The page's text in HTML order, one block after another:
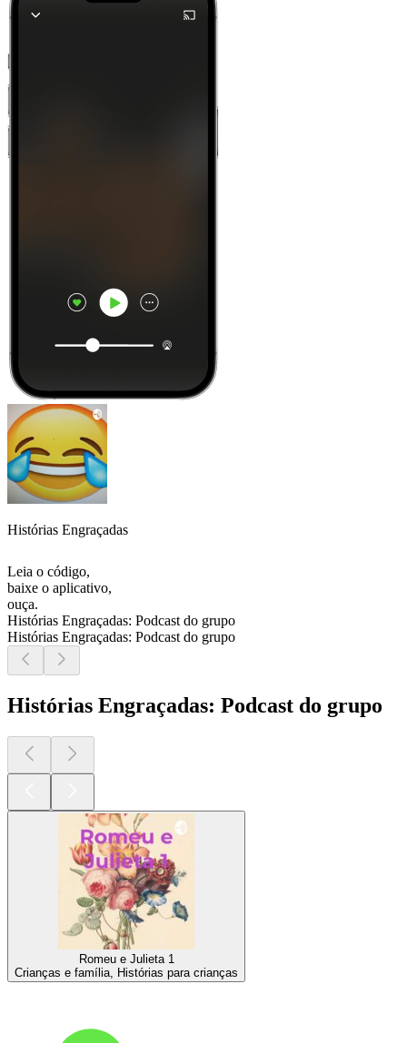
Histórias Engraçadas
Leia o código,
baixe o aplicativo,
ouça.
Histórias Engraçadas: Podcast do grupo
Histórias Engraçadas: Podcast do grupo
Histórias Engraçadas: Podcast do grupo
Romeu e Julieta 1
Crianças e família, Histórias para crianças